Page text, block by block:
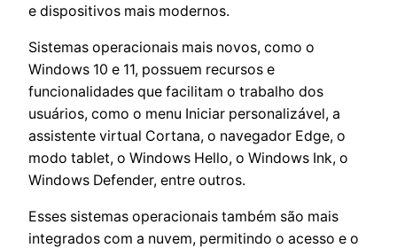
e dispositivos mais modernos.
Sistemas operacionais mais novos, como o
Windows 10 e 11, possuem recursos e
funcionalidades que facilitam o trabalho dos
usuários, como o menu Iniciar personalizável, a
assistente virtual Cortana, o navegador Edge, o
modo tablet, o Windows Hello, o Windows Ink, o
Windows Defender, entre outros.
Esses sistemas operacionais também são mais
integrados com a nuvem, permitindo o acesso e o